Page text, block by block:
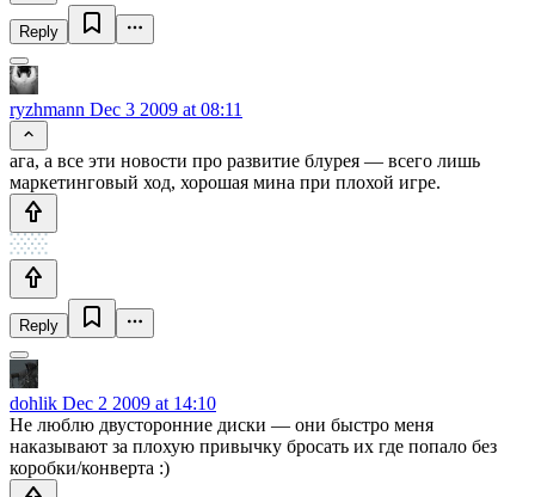
Reply
ryzhmann Dec 3 2009 at 08:11
ага, а все эти новости про развитие блурея — всего лишь
маркетинговый ход, хорошая мина при плохой игре.
Reply
dohlik Dec 2 2009 at 14:10
Не люблю двусторонние диски — они быстро меня
наказывают за плохую привычку бросать их где попало без
коробки/конверта :)